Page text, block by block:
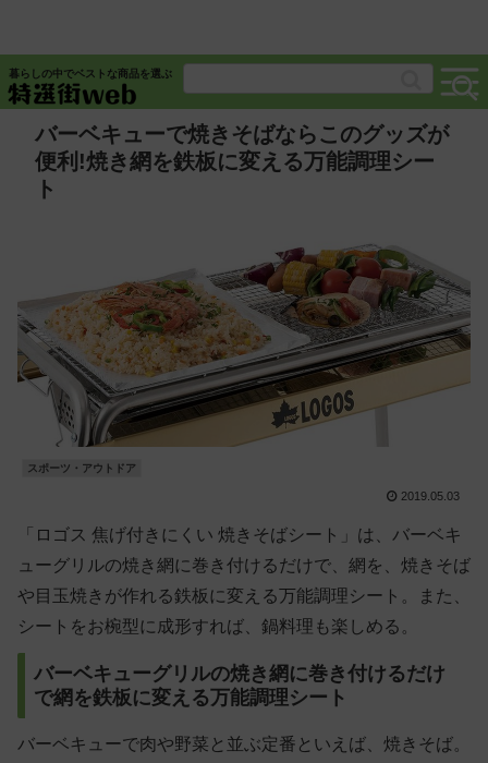
暮らしの中でベストな商品を選ぶ
バーベキューで焼きそばならこのグッズが
便利!焼き網を鉄板に変える万能調理シー
ト
スポーツ・アウトドア
2019.05.03
「ロゴス 焦げ付きにくい 焼きそばシート」は、バーベキ
ューグリルの焼き網に巻き付けるだけで、網を、焼きそば
や目玉焼きが作れる鉄板に変える万能調理シート。また、
シートをお椀型に成形すれば、鍋料理も楽しめる。
バーベキューグリルの焼き網に巻き付けるだけ
で網を鉄板に変える万能調理シート
バーベキューで肉や野菜と並ぶ定番といえば、焼きそば。